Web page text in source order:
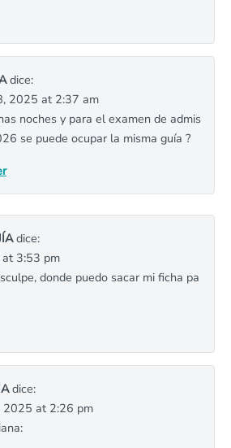
dice:
2025 at 2:37 am
noches y para el examen de admis
se puede ocupar la misma guía ?
dice:
3:53 pm
donde puedo sacar mi ficha pa
dice:
2025 at 2:26 pm